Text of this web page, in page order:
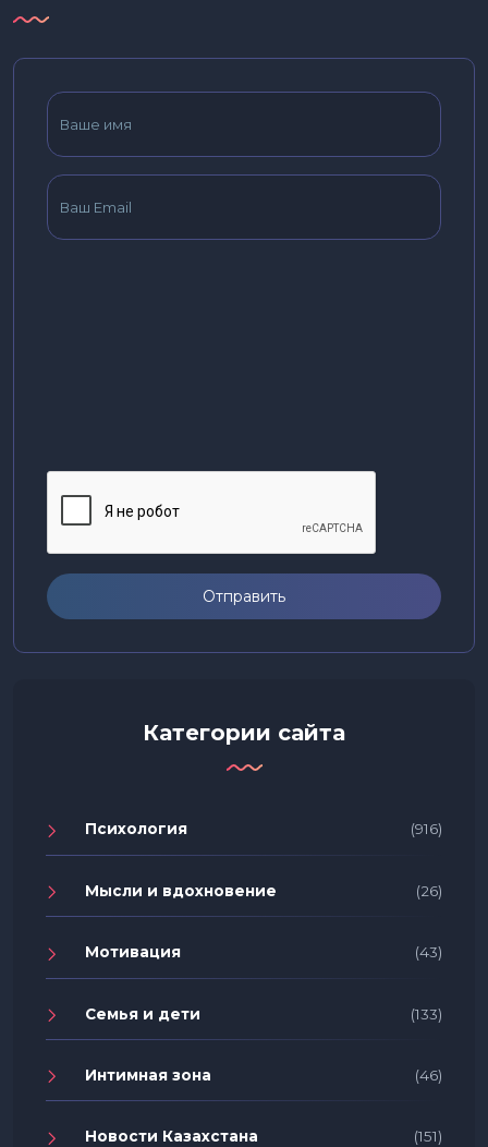
Отправить
Категории сайта
Психология (916)
Мысли и вдохновение (26)
Мотивация (43)
Семья и дети (133)
Интимная зона (46)
Новости Казахстана (151)